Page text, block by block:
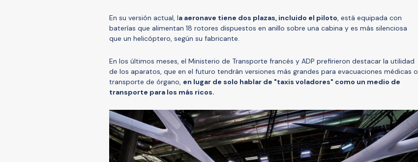
En su versión actual, la aeronave tiene dos plazas, incluido el piloto, está equipada con
baterías que alimentan 18 rotores dispuestos en anillo sobre una cabina y es más silenciosa
que un helicóptero, según su fabricante.
En los últimos meses, el Ministerio de Transporte francés y ADP prefirieron destacar la utilidad
de los aparatos, que en el futuro tendrán versiones más grandes para evacuaciones médicas o
transporte de órgano, en lugar de solo hablar de "taxis voladores" como un medio de
transporte para los más ricos.